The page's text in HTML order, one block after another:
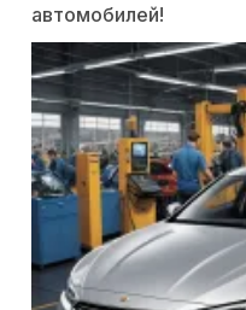
автомобилей!